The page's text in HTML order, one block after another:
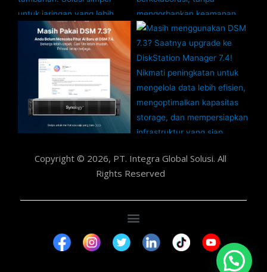
Copyright © 2026, PT. Integra Global Solusi. All
Rights Reserved